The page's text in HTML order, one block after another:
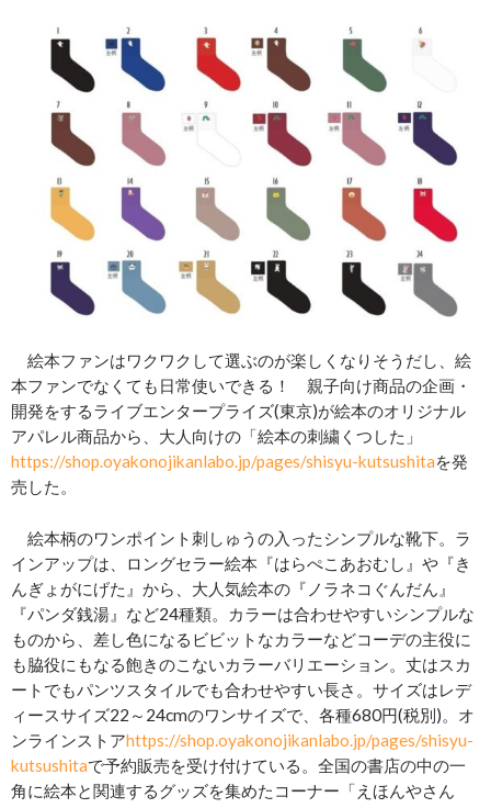
絵本ファンはワクワクして選ぶのが楽しくなりそうだし、絵
本ファンでなくても日常使いできる！ 親子向け商品の企画・
開発をするライブエンタープライズ(東京)が絵本のオリジナル
アパレル商品から、大人向けの「絵本の刺繍くつした」
https://shop.oyakonojikanlabo.jp/pages/shisyu-kutsushitaを発
売した。
絵本柄のワンポイント刺しゅうの入ったシンプルな靴下。ラ
インアップは、ロングセラー絵本『はらぺこあおむし』や『き
んぎょがにげた』から、大人気絵本の『ノラネコぐんだん』
『パンダ銭湯』など24種類。カラーは合わせやすいシンプルな
ものから、差し色になるビビットなカラーなどコーデの主役に
も脇役にもなる飽きのこないカラーバリエーション。丈はスカ
ートでもパンツスタイルでも合わせやすい長さ。サイズはレデ
ィースサイズ22～24cmのワンサイズで、各種680円(税別)。オ
ンラインストアhttps://shop.oyakonojikanlabo.jp/pages/shisyu-
kutsushitaで予約販売を受け付けている。全国の書店の中の一
角に絵本と関連するグッズを集めたコーナー「えほんやさん